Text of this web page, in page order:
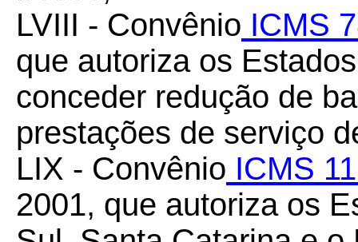
LVIII - Convênio ICMS
que autoriza os
conceder redução de
prestações de serviço
LIX - Convênio ICMS
2001, que autoriza os